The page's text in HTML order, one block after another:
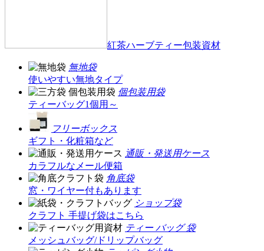
紅茶ハーブティー包装資材
無地袋
使いやすい無地タイプ
個包装用袋
ティーバッグ1個用～
フリーボックス
ギフト・化粧箱など
通販・発送用ケース
カラフルなメール便箱
角底袋
窓・ワイヤー付もあります
ショップ袋
クラフト 手提げ袋はこちら
ティー バッグ 袋
メッシュバッグ/ドリップバッグ